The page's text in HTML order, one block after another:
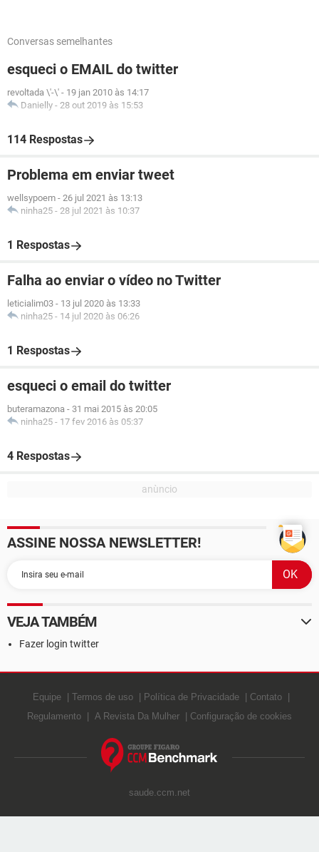
Conversas semelhantes
esqueci o EMAIL do twitter
revoltada \'-\' - 19 jan 2010 às 14:17
Danielly - 28 out 2019 às 15:53
114 Respostas
Problema em enviar tweet
wellsypoem - 26 jul 2021 às 13:13
ninha25 - 28 jul 2021 às 10:37
1 Respostas
Falha ao enviar o vídeo no Twitter
leticialim03 - 13 jul 2020 às 13:33
ninha25 - 14 jul 2020 às 06:26
1 Respostas
esqueci o email do twitter
buteramazona - 31 mai 2015 às 20:05
ninha25 - 17 fev 2016 às 05:37
4 Respostas
ASSINE NOSSA NEWSLETTER!
VEJA TAMBÉM
Fazer login twitter
Equipe Termos de uso Política de Privacidade
Contato
Regulamento
A Revista Da Mulher Configuração de cookies
saude.ccm.net